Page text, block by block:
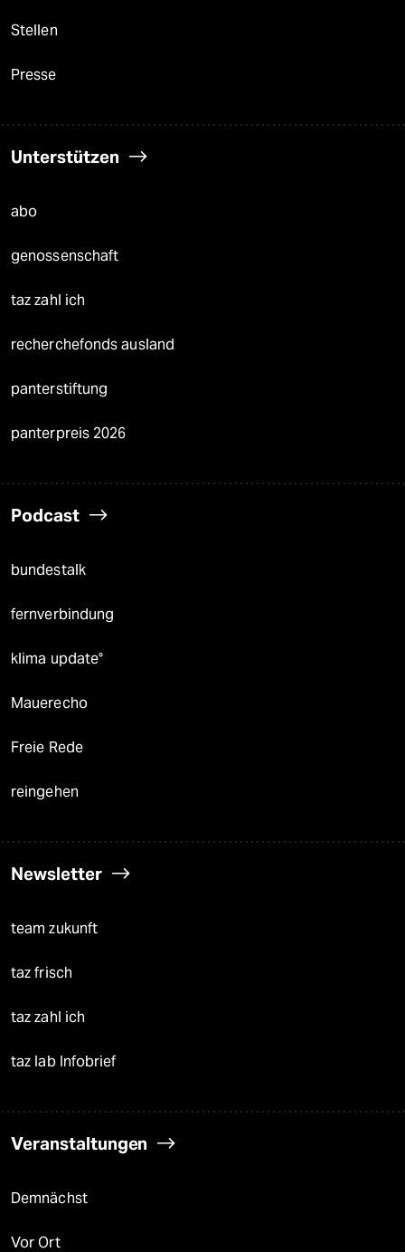
Stellen
Presse
Unterstützen
abo
genossenschaft
taz zahl ich
recherchefonds ausland
panterstiftung
panterpreis 2026
Podcast
bundestalk
fernverbindung
klima update°
Mauerecho
Freie Rede
reingehen
Newsletter
team zukunft
taz frisch
taz zahl ich
taz lab Infobrief
Veranstaltungen
Demnächst
Vor Ort